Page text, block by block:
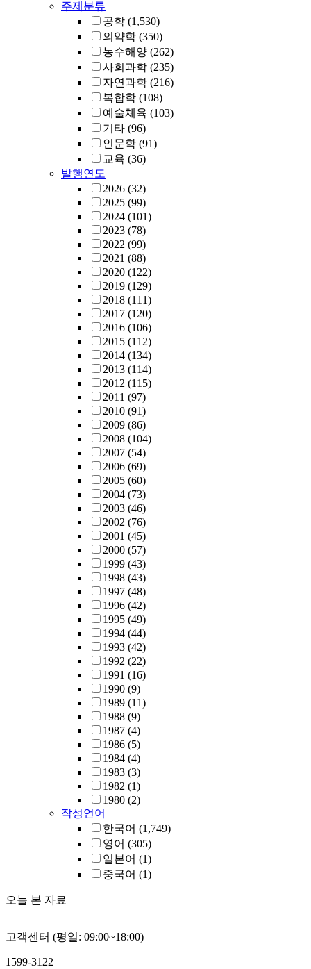
주제분류
공학 (1,530)
의약학 (350)
농수해양 (262)
사회과학 (235)
자연과학 (216)
복합학 (108)
예술체육 (103)
기타 (96)
인문학 (91)
교육 (36)
발행연도
2026 (32)
2025 (99)
2024 (101)
2023 (78)
2022 (99)
2021 (88)
2020 (122)
2019 (129)
2018 (111)
2017 (120)
2016 (106)
2015 (112)
2014 (134)
2013 (114)
2012 (115)
2011 (97)
2010 (91)
2009 (86)
2008 (104)
2007 (54)
2006 (69)
2005 (60)
2004 (73)
2003 (46)
2002 (76)
2001 (45)
2000 (57)
1999 (43)
1998 (43)
1997 (48)
1996 (42)
1995 (49)
1994 (44)
1993 (42)
1992 (22)
1991 (16)
1990 (9)
1989 (11)
1988 (9)
1987 (4)
1986 (5)
1984 (4)
1983 (3)
1982 (1)
1980 (2)
작성언어
한국어 (1,749)
영어 (305)
일본어 (1)
중국어 (1)
오늘 본 자료
고객센터 (평일: 09:00~18:00)
1599-3122